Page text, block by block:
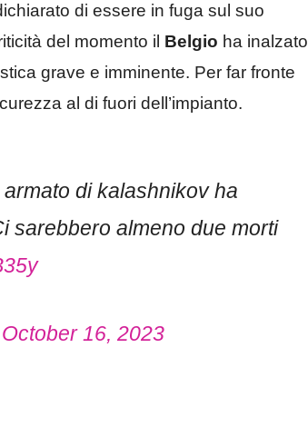
di essere in fuga sul suo
del momento il Belgio ha inalzato
grave e imminente. Per far fronte
al di fuori dell’impianto.
armato di kalashnikov ha
sarebbero almeno due morti
October 16, 2023